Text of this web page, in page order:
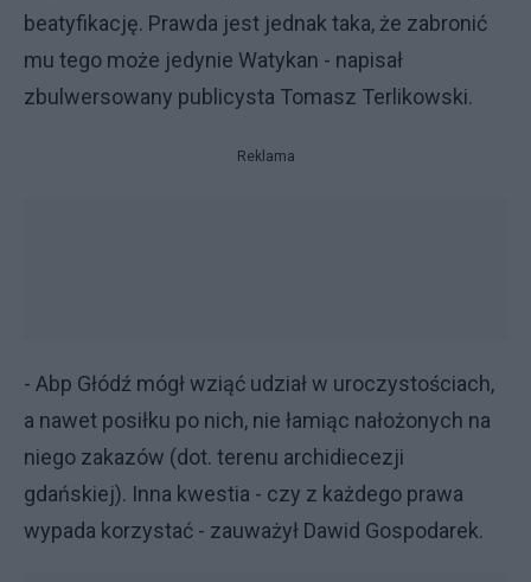
beatyfikację. Prawda jest jednak taka, że zabronić
mu tego może jedynie Watykan - napisał
zbulwersowany publicysta Tomasz Terlikowski.
Reklama
- Abp Głódź mógł wziąć udział w uroczystościach,
a nawet posiłku po nich, nie łamiąc nałożonych na
niego zakazów (dot. terenu archidiecezji
gdańskiej). Inna kwestia - czy z każdego prawa
wypada korzystać - zauważył Dawid Gospodarek.